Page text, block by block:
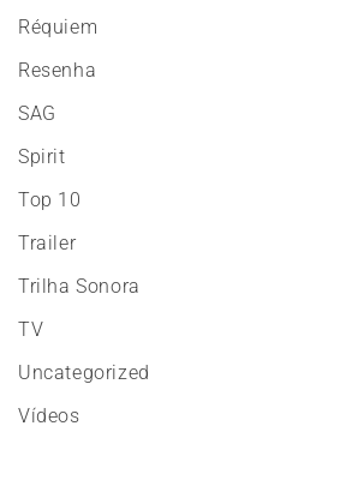
Réquiem
Resenha
SAG
Spirit
Top 10
Trailer
Trilha Sonora
TV
Uncategorized
Vídeos